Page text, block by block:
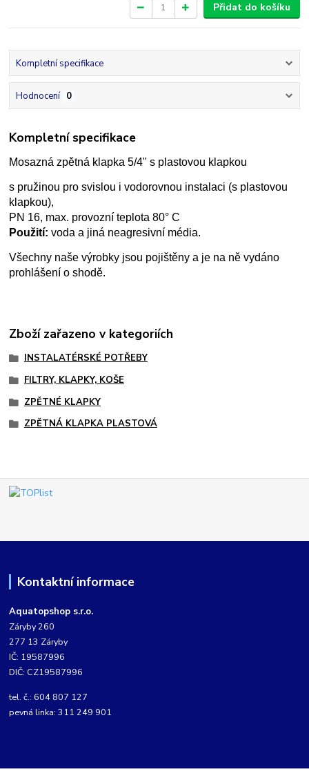
Přidat do košíku
Kompletní specifikace
Hodnocení 0
Kompletní specifikace
Mosazná zpětná klapka 5/4" s plastovou klapkou
s pružinou pro svislou i vodorovnou instalaci (s plastovou
klapkou),
PN 16, max. provozní teplota 80° C
Použití: voda a jiná neagresivní média.
Všechny naše výrobky jsou pojištěny a je na ně vydáno
prohlášení o shodě.
Zboží zařazeno v kategoriích
INSTALATÉRSKÉ POTŘEBY
FILTRY, KLAPKY, KOŠE
ZPĚTNÉ KLAPKY
ZPĚTNÁ KLAPKA PLASTOVÁ
Kontaktní informace
Aquatopshop s.r.o.
Záryby 260
277 13 Záryby
IČ: 19587996
DIČ: CZ19587996
tel. č.: 604 807 127
pevná linka: 311 249 901